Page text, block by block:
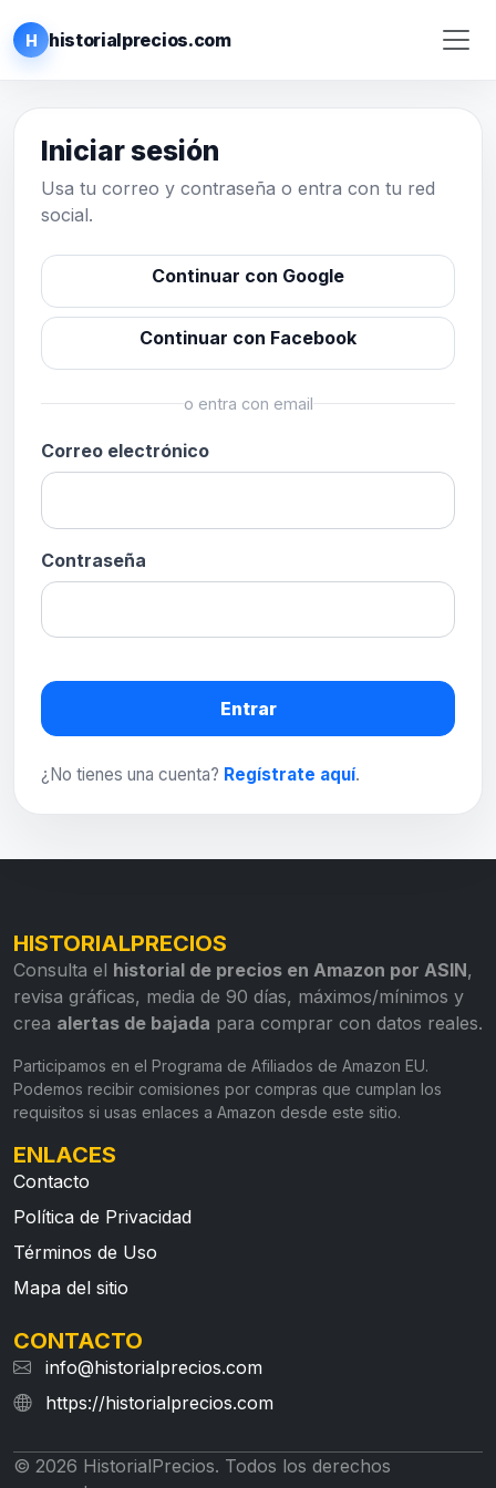
H historialprecios.com
Iniciar sesión
Usa tu correo y contraseña o entra con tu red
social.
Continuar con Google
Continuar con Facebook
o entra con email
Correo electrónico
Contraseña
Entrar
¿No tienes una cuenta? Regístrate aquí.
HISTORIALPRECIOS
Consulta el historial de precios en Amazon por ASIN,
revisa gráficas, media de 90 días, máximos/mínimos y
crea alertas de bajada para comprar con datos reales.
Participamos en el Programa de Afiliados de Amazon EU.
Podemos recibir comisiones por compras que cumplan los
requisitos si usas enlaces a Amazon desde este sitio.
ENLACES
Contacto
Política de Privacidad
Términos de Uso
Mapa del sitio
CONTACTO
info@historialprecios.com
https://historialprecios.com
© 2026 HistorialPrecios. Todos los derechos